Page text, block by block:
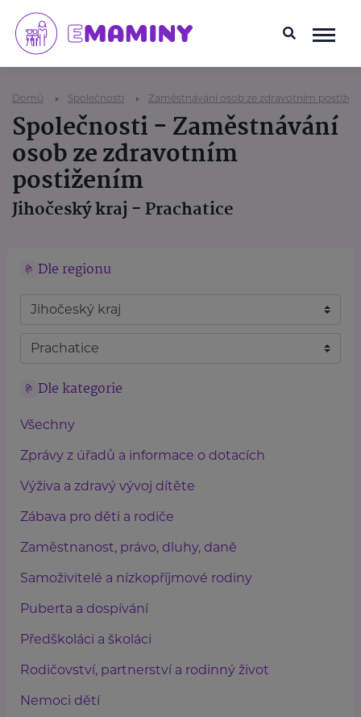
Domů Společnosti Zaměstnávání osob ze zdravotním
Společnosti - Zaměstnávání
osob ze zdravotním
postižením
Jihočeský kraj - Prachatice
Dle regionu
Dle kategorie
Všechny
Zprávy z úřadů a informace o dotacích
Výživa a zdravý vývoj dítěte
Zábava pro děti a rodiče
Zaměstnanost, právo, dluhy, daně
Samoživitelé a nízkopříjmové rodiny
Puberta a dospívání
Předškoláci a školáci
Rodičovství, partnerství a rodinný život
Nemoci dětí